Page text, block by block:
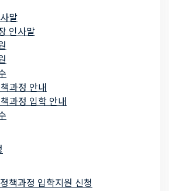
말
인사말
과정 안내
과정 입학 안내
책과정 입학지원 신청